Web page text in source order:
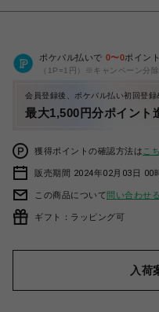
ポケパル払いで 0〜0ポイント
（1P=1円）※キャンペーン分除
会員登録後、ポケパル払い初回登録
最大1,500円分ポイント
獲得ポイントの確認方法は こ
販売期間 2024年02月03日 00
この商品について問い合わせる
ギフト：ラッピング可
入荷